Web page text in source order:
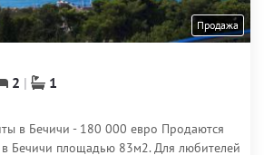
Продажа
2
1
в Бечичи - 180 000 евро Продаются
Бечичи площадью 83м2. Для любителей